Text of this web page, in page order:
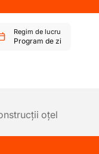
Regim de lucru
Program de zi
oțel